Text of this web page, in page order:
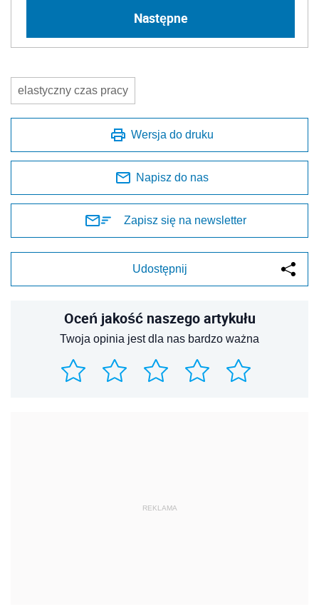
Następne
elastyczny czas pracy
Wersja do druku
Napisz do nas
Zapisz się na newsletter
Udostępnij
Oceń jakość naszego artykułu
Twoja opinia jest dla nas bardzo ważna
REKLAMA